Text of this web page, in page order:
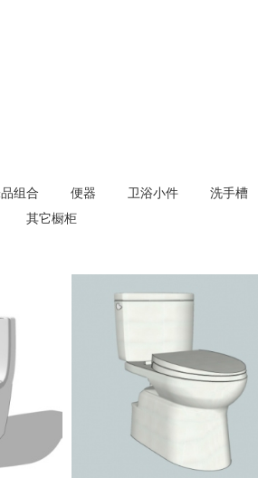
组合 便器 卫浴小件
洗手槽
其它橱柜